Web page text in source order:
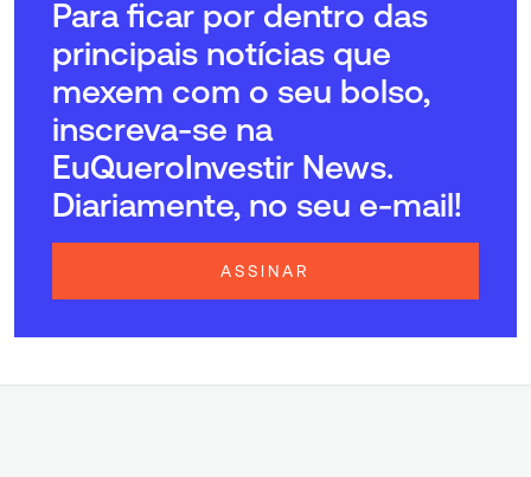
Para ficar por dentro das
principais notícias que
mexem com o seu bolso,
inscreva-se na
EuQueroInvestir News.
Diariamente, no seu e-mail!
ASSINAR